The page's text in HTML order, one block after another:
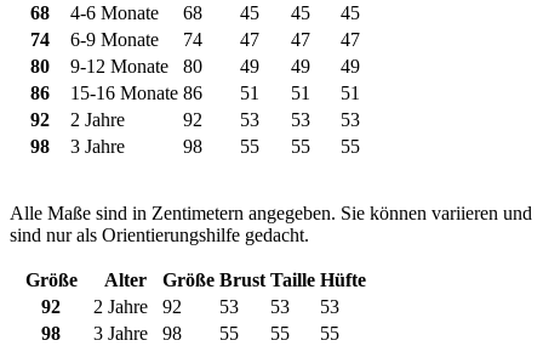
68
4-6 Monate 68 45 45
45
74
6-9 Monate 74 47 47
47
80
9-12 Monate 80 49 49
49
86
15-16 Monate 86 51 51
51
92
2 Jahre 92 53 53
53
98
3 Jahre 98 55 55 55
Alle Maße sind in Zentimetern angegeben. Sie können variieren und
sind nur als Orientierungshilfe gedacht.
Größe Alter Größe Brust Taille Hüfte
92
2 Jahre 92 53 53
53
98
3 Jahre 98 55 55
55